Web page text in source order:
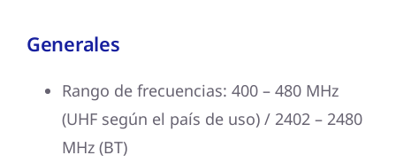
Generales
Rango de frecuencias: 400 – 480 MHz
(UHF según el país de uso) / 2402 – 2480
MHz (BT)